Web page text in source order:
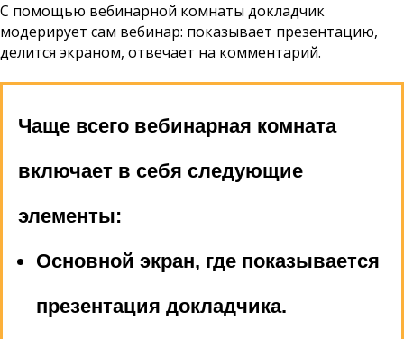
С помощью вебинарной комнаты докладчик
модерирует сам вебинар: показывает презентацию,
делится экраном, отвечает на комментарий.
Чаще всего вебинарная комната
включает в себя следующие
элементы:
Основной экран, где показывается
презентация докладчика.